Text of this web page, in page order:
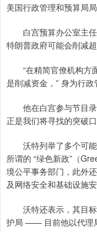
美国行政管理和预算局
白宫预算办公室主任
特朗普政府可能会削减
“在精简官僚机构方
是削减资金，” 身为行政
他在白宫参与节目录
正是我们将寻找的突破
沃特列举了多个可能
所谓的 “绿色新政”（
境公平事务部门，此外
及网络安全和基础设施安
沃特还表示，其目标
护局 —— 目前他以代理